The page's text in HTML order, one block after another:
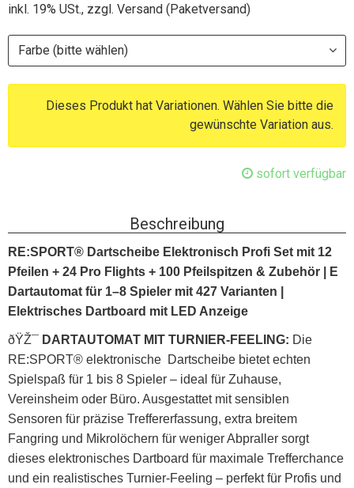
inkl. 19% USt., zzgl. Versand (Paketversand)
Farbe (bitte wählen)
Dieses Produkt hat Variationen. Wählen Sie bitte die
gewünschte Variation aus.
sofort verfügbar
Beschreibung
RE:SPORT® Dartscheibe Elektronisch Profi Set mit 12
Pfeilen + 24 Pro Flights + 100 Pfeilspitzen & Zubehör | E
Dartautomat für 1–8 Spieler mit 427 Varianten |
Elektrisches Dartboard mit LED Anzeige
ðŸŽ¯ DARTAUTOMAT MIT TURNIER-FEELING: Die
RE:SPORT® elektronische Dartscheibe bietet echten
Spielspaß für 1 bis 8 Spieler – ideal für Zuhause,
Vereinsheim oder Büro. Ausgestattet mit sensiblen
Sensoren für präzise Treffererfassung, extra breitem
Fangring und Mikrolöchern für weniger Abpraller sorgt
dieses elektronisches Dartboard für maximale Trefferchance
und ein realistisches Turnier-Feeling – perfekt für Profis und